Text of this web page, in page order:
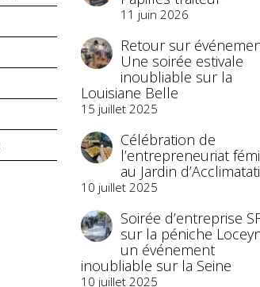
11 juin 2026
Retour sur
Une soirée estivale
inoubliable sur la
Louisiane Belle
15 juillet 2025
Célébration de
l’entrepreneuriat
au Jardin
10 juillet 2025
Soirée d’entreprise
sur la péniche
un événement
inoubliable sur la Seine
10 juillet 2025